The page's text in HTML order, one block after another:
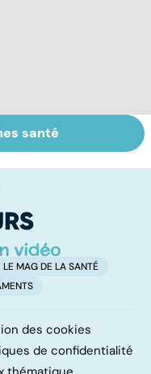
: que
contre les
?
santé
LE MAG DE LA SANTÉ
des cookies
de confidentialité